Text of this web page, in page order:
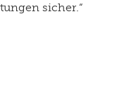
sicher.“